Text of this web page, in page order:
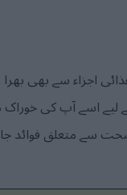
اجزاء سے بھی بھرا
اسے آپ کی خوراک
متعلق فوائد